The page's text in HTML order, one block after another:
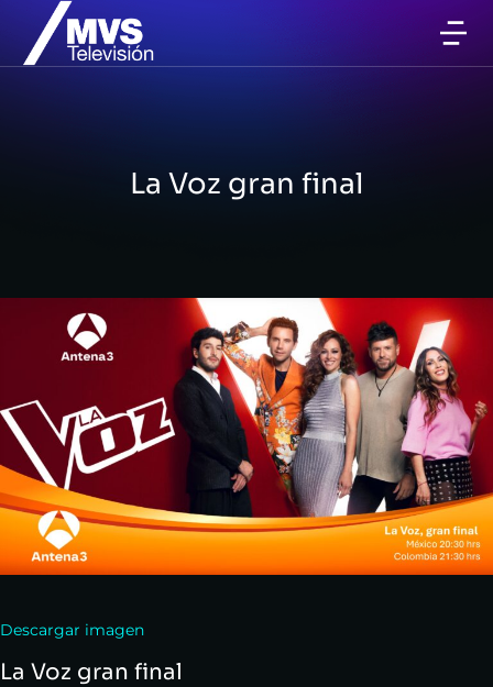
La Voz gran final
Descargar imagen
La Voz gran final